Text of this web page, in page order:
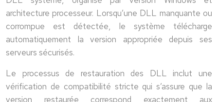
architecture processeur. Lorsqu’une DLL manquante ou
corrompue est détectée, le système télécharge
automatiquement la version appropriée depuis ses
serveurs sécurisés.
Le processus de restauration des DLL inclut une
vérification de compatibilité stricte qui s’assure que la
version restaurée correspond exactement aux